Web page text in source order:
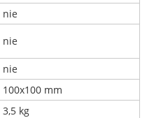
nie
nie
nie
100x100 mm
3,5 kg